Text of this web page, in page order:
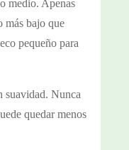
medio. Apenas
más bajo que
pequeño para
suavidad. Nunca
quedar menos